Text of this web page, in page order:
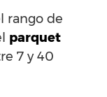
rango de
parquet
7 y 40